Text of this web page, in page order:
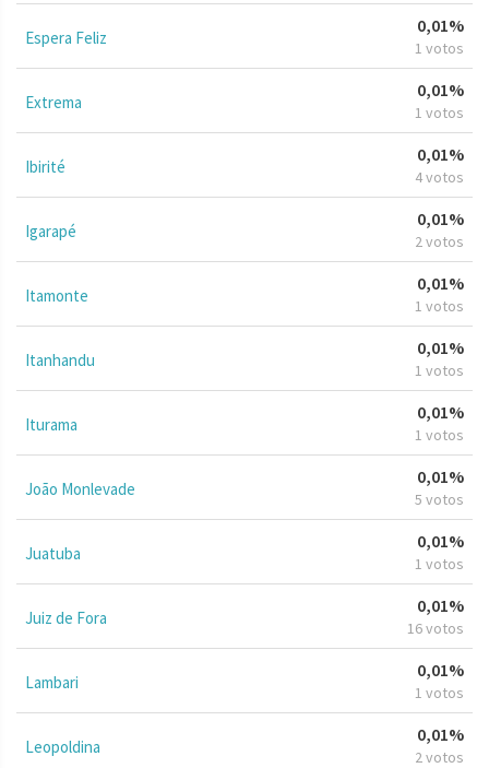
Espera Feliz
0,01%
1 votos
Extrema
0,01%
1 votos
Ibirité
0,01%
4 votos
Igarapé
0,01%
2 votos
Itamonte
0,01%
1 votos
Itanhandu
0,01%
1 votos
Iturama
0,01%
1 votos
João Monlevade
0,01%
5 votos
Juatuba
0,01%
1 votos
Juiz de Fora
0,01%
16 votos
Lambari
0,01%
1 votos
Leopoldina
0,01%
2 votos